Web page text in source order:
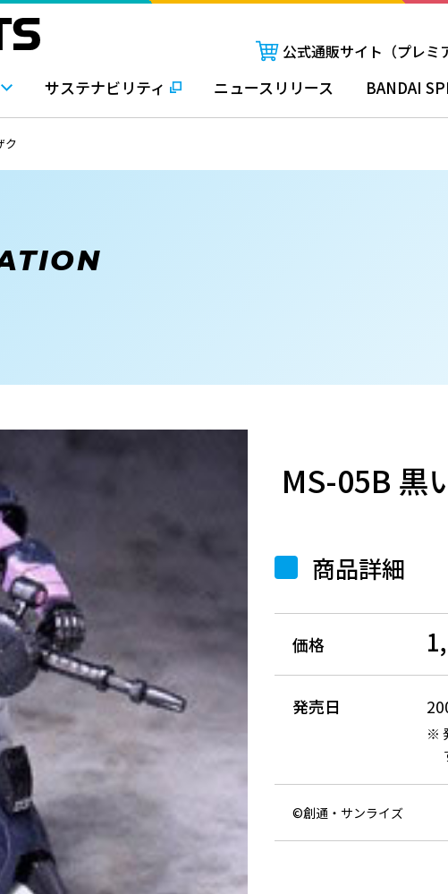
公式通販サイト（プレミ
サステナビリティ ニュースリリース BANDAI
ク
MS-05B 黒
商品詳細
価格
発売日
©創通・サンライズ